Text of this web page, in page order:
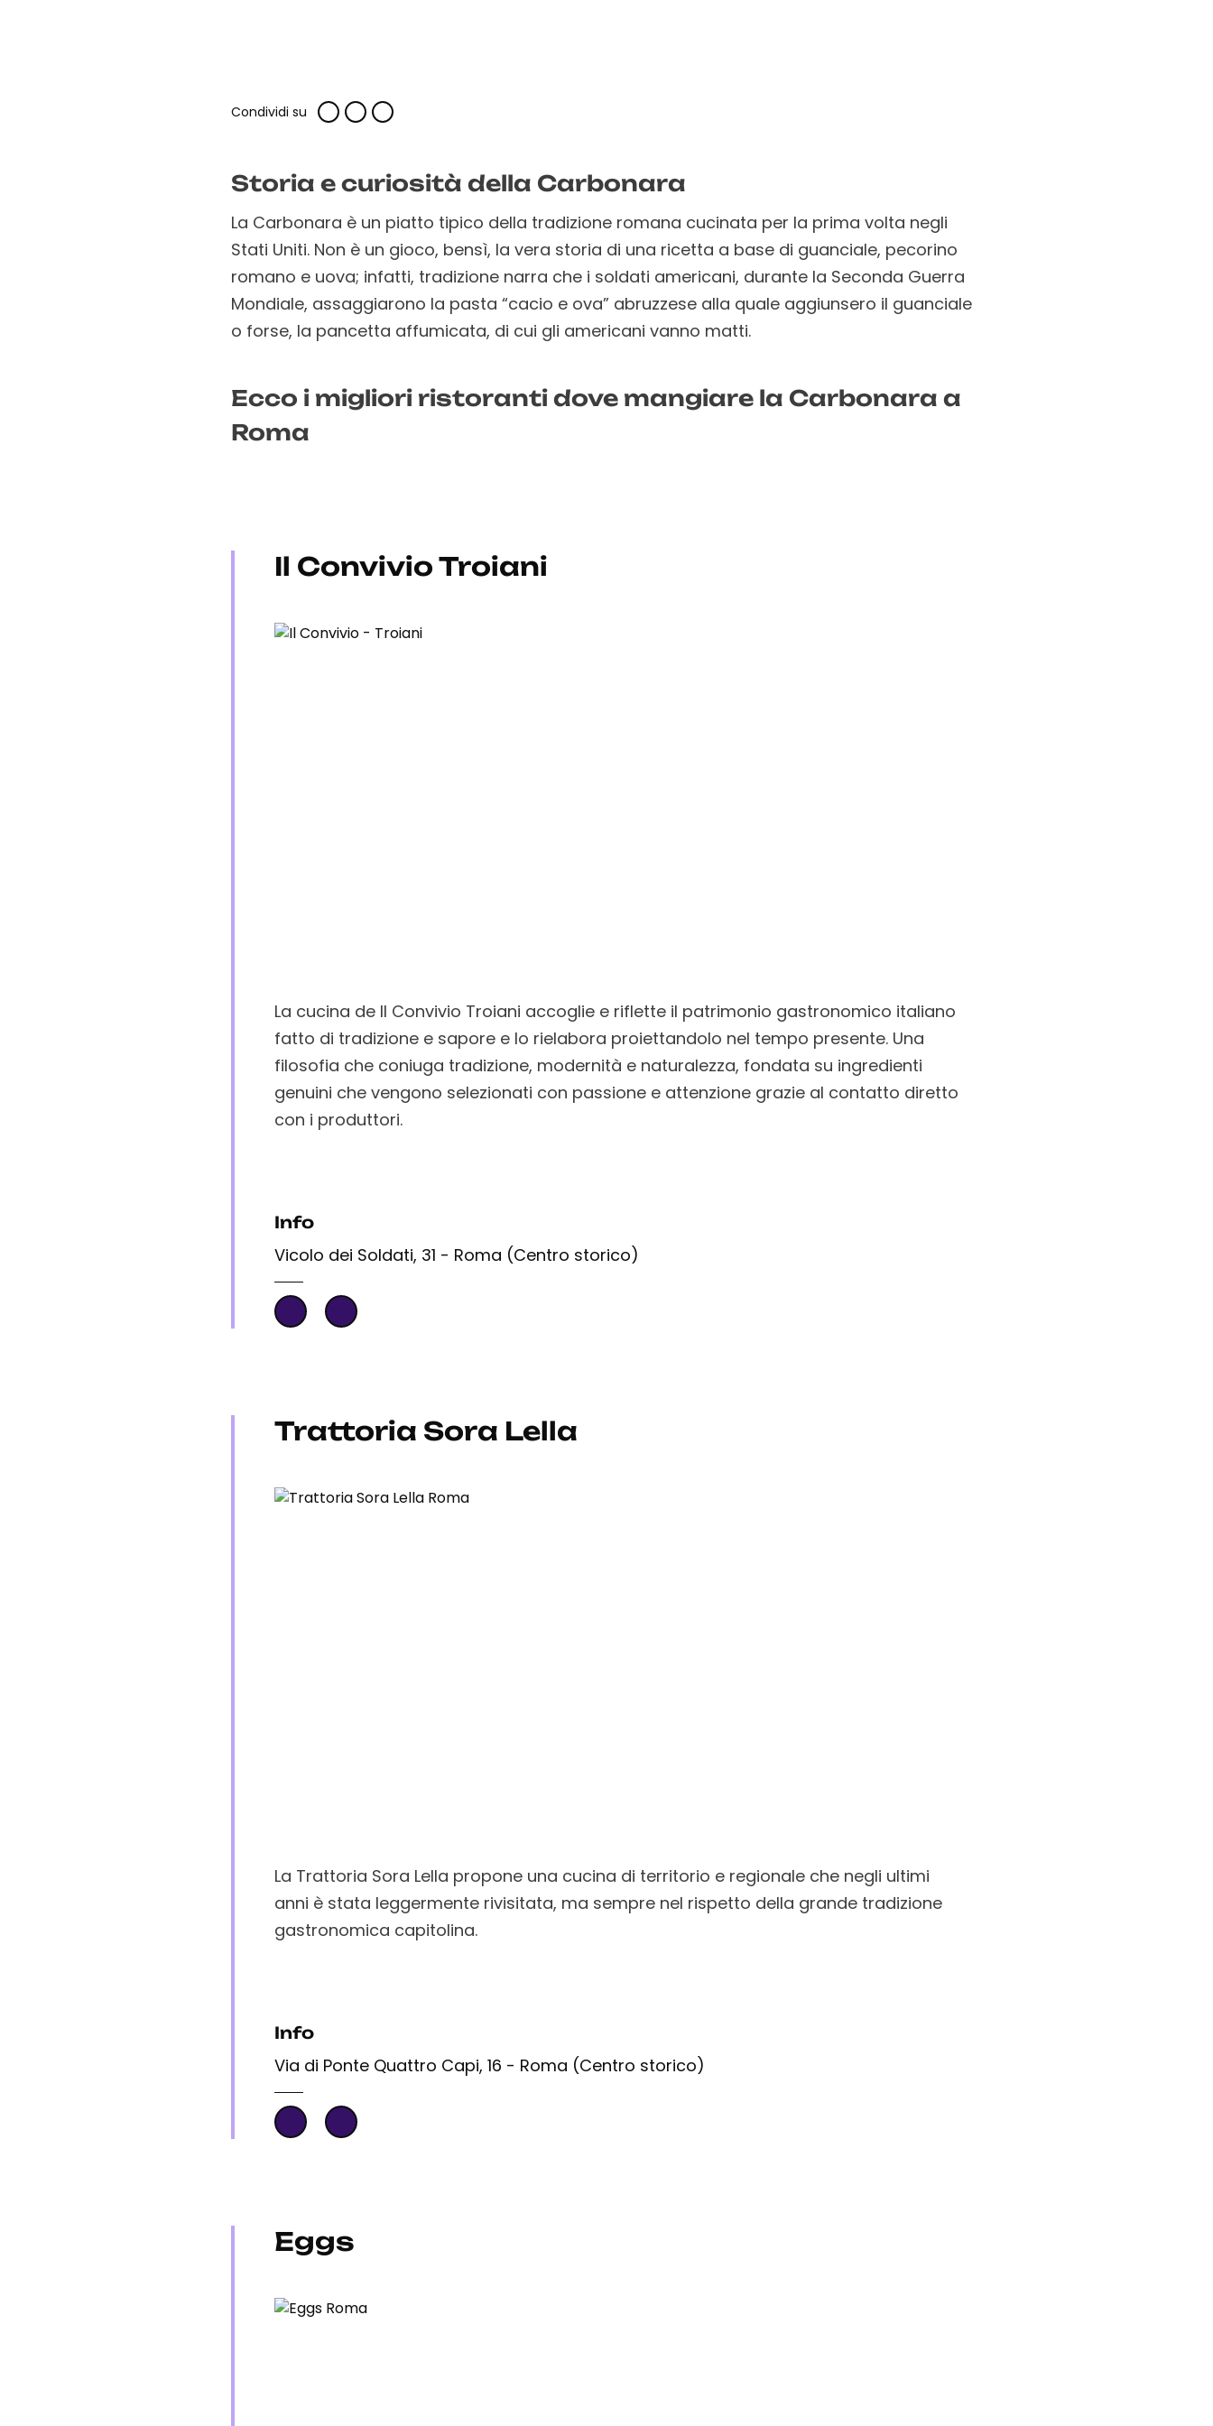
Condividi su
Storia e curiosità della Carbonara
La Carbonara è un piatto tipico della tradizione romana cucinata per la prima volta negli
Stati Uniti. Non è un gioco, bensì, la vera storia di una ricetta a base di guanciale, pecorino
romano e uova; infatti, tradizione narra che i soldati americani, durante la Seconda Guerra
Mondiale, assaggiarono la pasta “cacio e ova” abruzzese alla quale aggiunsero il guanciale
o forse, la pancetta affumicata, di cui gli americani vanno matti.
Ecco i migliori ristoranti dove mangiare la Carbonara a
Roma
Il Convivio Troiani
La cucina de Il Convivio Troiani accoglie e riflette il patrimonio gastronomico italiano
fatto di tradizione e sapore e lo rielabora proiettandolo nel tempo presente. Una
filosofia che coniuga tradizione, modernità e naturalezza, fondata su ingredienti
genuini che vengono selezionati con passione e attenzione grazie al contatto diretto
con i produttori.
Info
Vicolo dei Soldati, 31 - Roma (Centro storico)
Trattoria Sora Lella
La Trattoria Sora Lella propone una cucina di territorio e regionale che negli ultimi
anni è stata leggermente rivisitata, ma sempre nel rispetto della grande tradizione
gastronomica capitolina.
Info
Via di Ponte Quattro Capi, 16 - Roma (Centro storico)
Eggs